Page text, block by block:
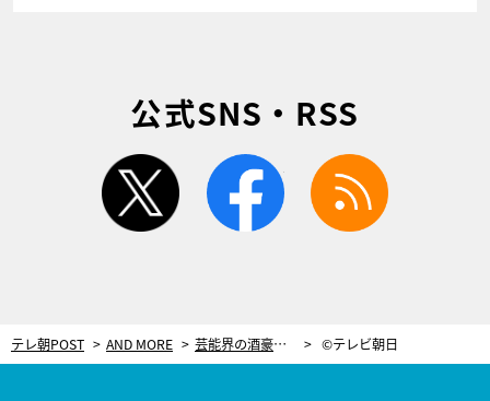
公式SNS・RSS
twitter facebook
テレ朝POST AND MORE 芸能界の酒豪番付では…大関！藤田弓子、亡き親友・太地喜和子と「オールドのボトルを…」 ©テレビ朝日